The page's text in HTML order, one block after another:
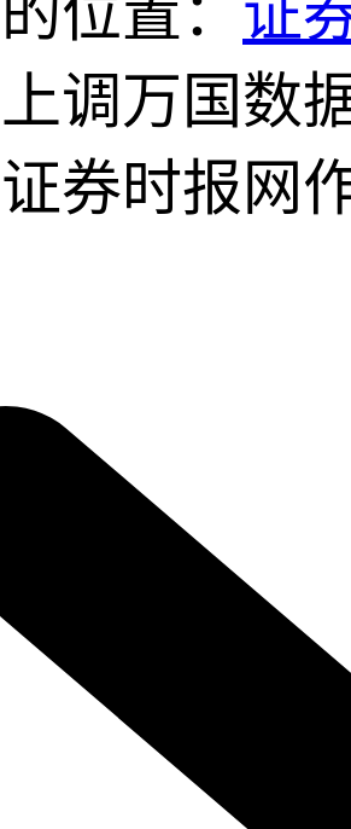
位置： 证
调万国数
券时报网